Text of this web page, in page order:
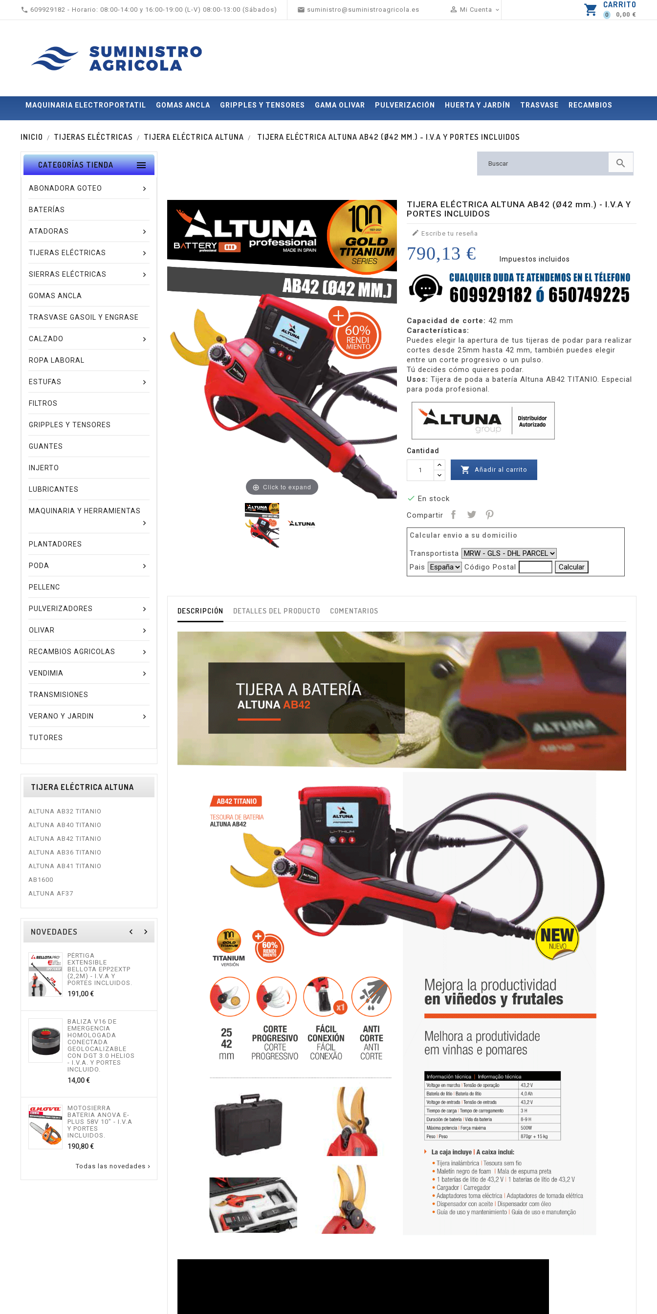
 609929182 - Horario: 08:00-14:00 y 16:00-19:00 (L-V) 08:00-13:00 (Sábados)  suministro@suministroagricola.es  Mi Cuenta  shopping_cart CARRITO
0 0,00 €
MAQUINARIA ELECTROPORTATIL GOMAS ANCLA GRIPPLES Y TENSORES GAMA OLIVAR PULVERIZACIÓN HUERTA Y JARDÍN TRASVASE RECAMBIOS
INICIO TIJERAS ELÉCTRICAS TIJERA ELÉCTRICA ALTUNA TIJERA ELÉCTRICA ALTUNA AB42 (Ø42 MM.) - I.V.A Y PORTES INCLUIDOS
CATEGORÍAS TIENDA 
ABONADORA GOTEO
BATERÍAS
ATADORAS
TIJERAS ELÉCTRICAS
SIERRAS ELÉCTRICAS
GOMAS ANCLA
TRASVASE GASOIL Y ENGRASE
CALZADO
ROPA LABORAL
ESTUFAS
FILTROS
GRIPPLES Y TENSORES
GUANTES
INJERTO
LUBRICANTES
MAQUINARIA Y HERRAMIENTAS
PLANTADORES
PODA
PELLENC
PULVERIZADORES
OLIVAR
RECAMBIOS AGRICOLAS
VENDIMIA
TRANSMISIONES
VERANO Y JARDIN
TUTORES
TIJERA ELÉCTRICA ALTUNA
ALTUNA AB32 TITANIO
ALTUNA AB40 TITANIO
ALTUNA AB42 TITANIO
ALTUNA AB36 TITANIO
ALTUNA AB41 TITANIO
AB1600
ALTUNA AF37
NOVEDADES navigate_before navigate_next
PÉRTIGA
EXTENSIBLE
BELLOTA EPP2EXTP
(2,2M) - I.V.A Y
PORTES INCLUIDOS.
191,00 €Precio
BALIZA V16 DE
EMERGENCIA
HOMOLOGADA
CONECTADA
GEOLOCALIZABLE
CON DGT 3.0 HELIOS
- I.V.A. Y PORTES
INCLUIDO.
14,00 €Precio
MOTOSIERRA
BATERIA ANOVA E-
PLUS 58V 10" - I.V.A
Y PORTES
INCLUIDOS.
190,80 €Precio
TIJERA PÉRTIGA
ALTUNA AB2000 -
INCLUIDOS.
534,82 € Precio
MOTOSIERRA
ALTUNA AB240 -
I.V.A Y PORTES
INCLUIDOS.
496,10 €Precio
I.V.A Y PORTES
INCLUIDOS.
217,80 €Precio
INCLUIDOS.
199,65 € Precio
TIJERA ELÉCTRICA
Y PORTES
INCLUIDOS.
200,00 €Precio
MOTOSIERRA
BCL104 - I.V.A Y
PORTES INCLUIDOS.
508,20 €
Todas las novedades 

Nuevo
Click to expand
TIJERA ELÉCTRICA ALTUNA AB42 (Ø42 mm.) - I.V.A Y
PORTES INCLUIDOS
 Escribe tu reseña
790,13 € Impuestos incluidos
Capacidad de corte: 42 mm
Características:
Puedes elegir la apertura de tus tijeras de podar para realizar
cortes desde 25mm hasta 42 mm, también puedes elegir
entre un corte progresivo o un pulso.
Tú decides cómo quieres podar.
Usos: Tijera de poda a batería Altuna AB42 TITANIO. Especial
para poda profesional.
Cantidad
 Añadir al carrito
 En stock
Compartir
Calcular envio a su domicilio
Transportista
Pais
Código Postal
DESCRIPCIÓN DETALLES DEL PRODUCTO COMENTARIOS